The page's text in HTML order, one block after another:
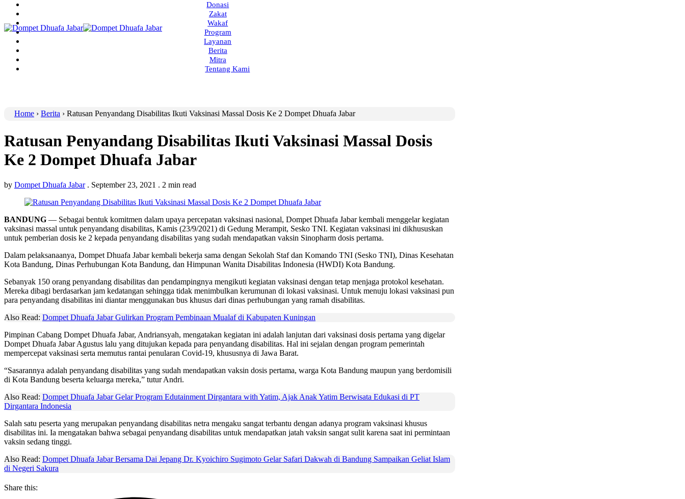
Donasi
Zakat
Wakaf
Program
Layanan
Berita
Mitra
Tentang Kami
Home › Berita › Ratusan Penyandang Disabilitas Ikuti Vaksinasi Massal Dosis Ke 2 Dompet Dhuafa Jabar
Ratusan Penyandang Disabilitas Ikuti Vaksinasi Massal Dosis
Ke 2 Dompet Dhuafa Jabar
by Dompet Dhuafa Jabar . September 23, 2021 . 2 min read
BANDUNG — Sebagai bentuk komitmen dalam upaya percepatan vaksinasi nasional, Dompet Dhuafa Jabar kembali menggelar kegiatan
vaksinasi massal untuk penyandang disabilitas, Kamis (23/9/2021) di Gedung Merampit, Sesko TNI. Kegiatan vaksinasi ini dikhususkan
untuk pemberian dosis ke 2 kepada penyandang disabilitas yang sudah mendapatkan vaksin Sinopharm dosis pertama.
Dalam pelaksanaanya, Dompet Dhuafa Jabar kembali bekerja sama dengan Sekolah Staf dan Komando TNI (Sesko TNI), Dinas Kesehatan
Kota Bandung, Dinas Perhubungan Kota Bandung, dan Himpunan Wanita Disabilitas Indonesia (HWDI) Kota Bandung.
Sebanyak 150 orang penyandang disabilitas dan pendampingnya mengikuti kegiatan vaksinasi dengan tetap menjaga protokol kesehatan.
Mereka dibagi berdasarkan jam kedatangan sehingga tidak menimbulkan kerumunan di lokasi vaksinasi. Untuk menuju lokasi vaksinasi pun
para penyandang disabilitas ini diantar menggunakan bus khusus dari dinas perhubungan yang ramah disabilitas.
Also Read: Dompet Dhuafa Jabar Gulirkan Program Pembinaan Mualaf di Kabupaten Kuningan
Pimpinan Cabang Dompet Dhuafa Jabar, Andriansyah, mengatakan kegiatan ini adalah lanjutan dari vaksinasi dosis pertama yang digelar
Dompet Dhuafa Jabar Agustus lalu yang ditujukan kepada para penyandang disabilitas. Hal ini sejalan dengan program pemerintah
mempercepat vaksinasi serta memutus rantai penularan Covid-19, khususnya di Jawa Barat.
“Sasarannya adalah penyandang disabilitas yang sudah mendapatkan vaksin dosis pertama, warga Kota Bandung maupun yang berdomisili
di Kota Bandung beserta keluarga mereka,” tutur Andri.
Also Read: Dompet Dhuafa Jabar Gelar Program Edutainment Dirgantara with Yatim, Ajak Anak Yatim Berwisata Edukasi di PT
Dirgantara Indonesia
Salah satu peserta yang merupakan penyandang disabilitas netra mengaku sangat terbantu dengan adanya program vaksinasi khusus
disabilitas ini. Ia mengatakan bahwa sebagai penyandang disabilitas untuk mendapatkan jatah vaksin sangat sulit karena saat ini permintaan
vaksin sedang tinggi.
Also Read: Dompet Dhuafa Jabar Bersama Dai Jepang Dr. Kyoichiro Sugimoto Gelar Safari Dakwah di Bandung Sampaikan Geliat Islam
di Negeri Sakura
Share this: